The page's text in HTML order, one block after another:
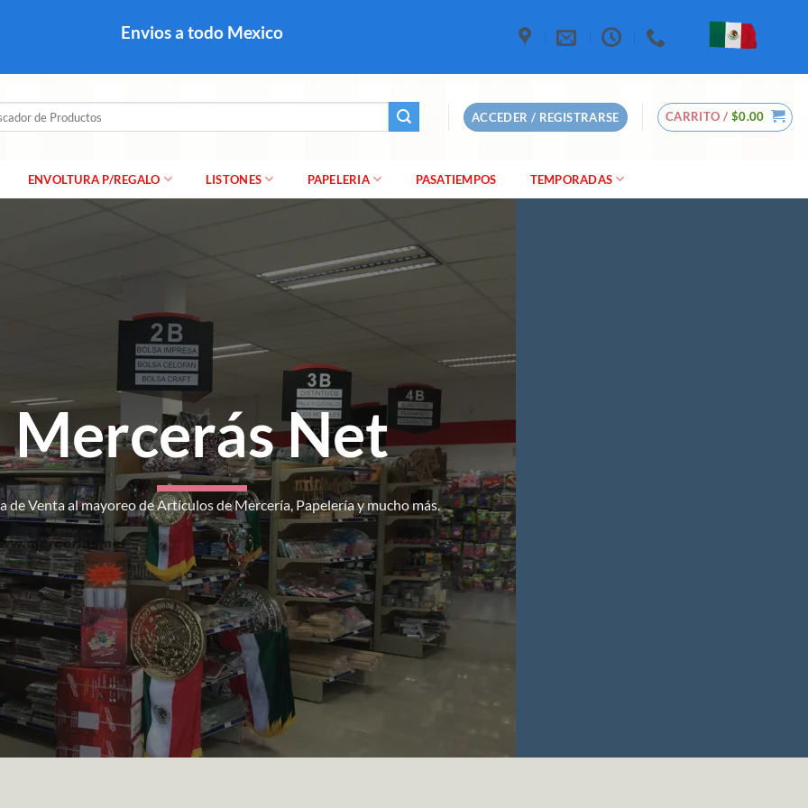
Envios a todo Mexico
ACCEDER / REGISTRARSE CARRITO / $0.00
ENVOLTURA P/REGALO LISTONES PAPELERIA PASATIEMPOS TEMPORADAS
Mercerás Net
de Venta al mayoreo de Artículos de Mercería, Papelería y mucho más.